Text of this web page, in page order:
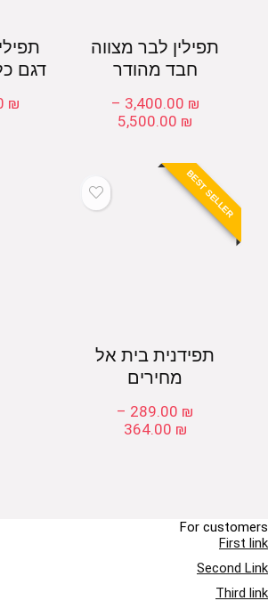
תפילין לבר מצווה
חבד מהודר
3,400.00 ₪
–
5,500.00 ₪
דגם
₪
BEST SELLER
תפידנית בית אל
מחירים
289.00 ₪
–
364.00 ₪
For customers
First link
Second Link
Third link